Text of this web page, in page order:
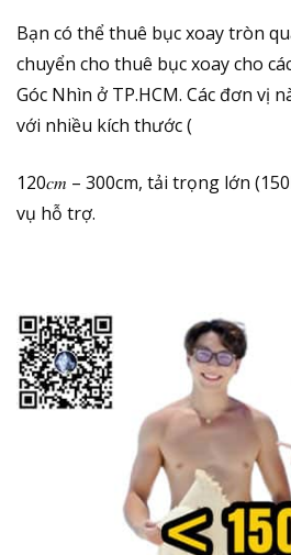
Bạn có thể thuê bục xoay tròn
chuyển cho thuê bục xoay cho
Góc Nhìn ở TP.HCM. Các đơn vị
với nhiều kích thước (
120𝑐𝑚 – 300cm, tải trọng lớn
vụ hỗ trợ.